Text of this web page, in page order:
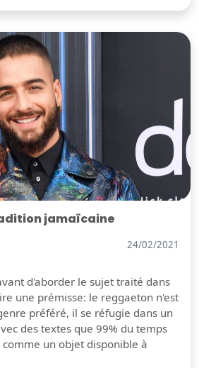
jamaïcaine
24/02/2021
d'aborder le sujet traité dans
une prémisse: le reggaeton n'est
préféré, il se réfugie dans un
des textes que 99% du temps
un objet disponible à